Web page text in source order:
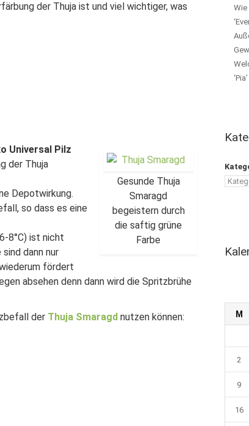
der Thuja ist und viel wichtiger, was
Gesunde Thuja
Smaragd
begeistern durch
die saftig grüne
Farbe
Universal Pilz
der Thuja
Depotwirkung.
so dass es eine
8°C) ist nicht
dann nur
fördert
absehen denn dann wird die Spritzbrühe
der Thuja Smaragd nutzen können:
Wie
M
2
9
16